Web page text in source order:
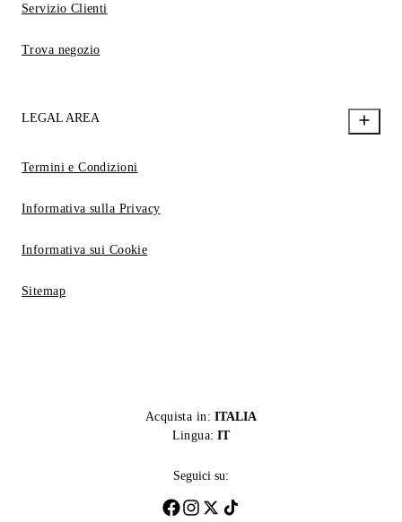
Servizio Clienti
Trova negozio
LEGAL AREA
Termini e Condizioni
Informativa sulla Privacy
Informativa sui Cookie
Sitemap
Acquista in: ITALIA
Lingua: IT
Seguici su: